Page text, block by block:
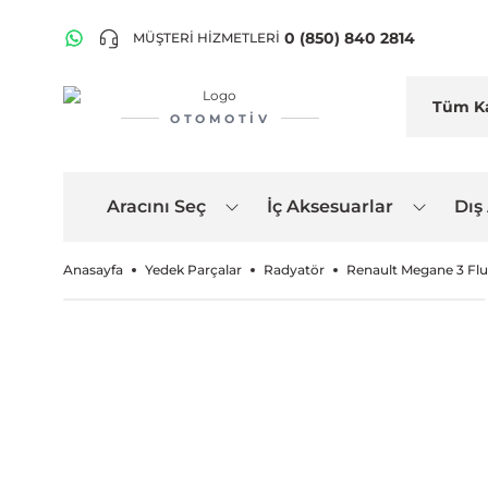
MÜŞTERİ HİZMETLERİ 0 (850) 840 2814
OTOMOTIV
Aracını Seç İç Aksesuarlar
Anasayfa Yedek Parçalar Radyatör Renault Megane 3